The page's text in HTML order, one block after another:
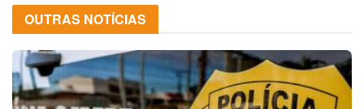
OUTRAS NOTÍCIAS